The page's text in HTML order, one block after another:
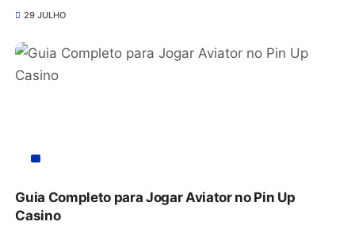
29 JULHO
Guia Completo para Jogar Aviator no Pin Up
Casino